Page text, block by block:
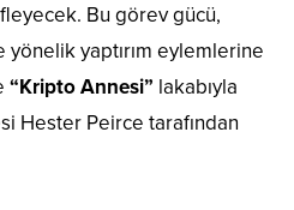
Bu görev gücü,
yaptırım eylemlerine
“Kripto Annesi” lakabıyla
Hester Peirce tarafından